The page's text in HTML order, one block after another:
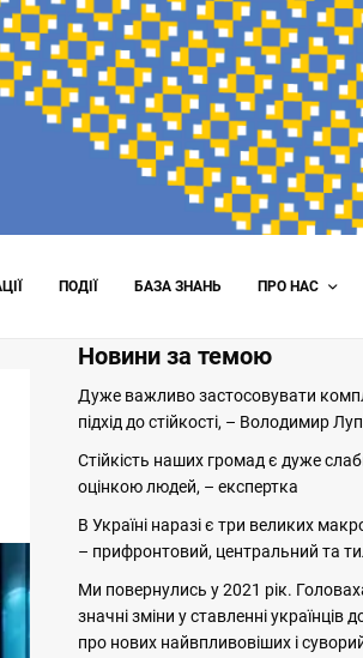
ПОДІЇ БАЗА ЗНАНЬ ПРО НАС
Новини за темою
Дуже важливо застосовувати
підхід до стійкості, – Володимир
Стійкість наших громад є дуже
оцінкою людей, – експертка
В Україні наразі є три великих
– прифронтовий, центральний та
Ми повернулись у 2021 рік.
значні зміни у ставленні українців
про нових найвпливовіших і